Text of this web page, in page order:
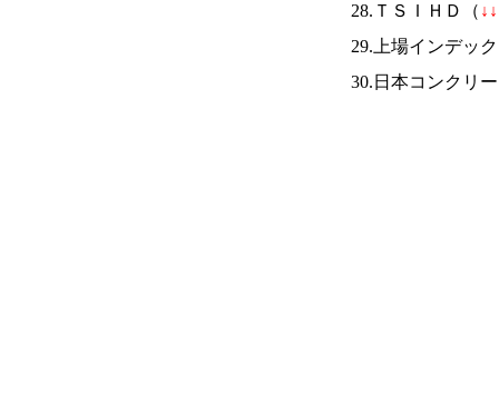
28.ＴＳＩＨＤ（ ↓ ↓
29.上場インデッ
30.日本コンクリ